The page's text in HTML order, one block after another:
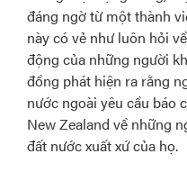
đáng ngờ từ một thành
này có vẻ như luôn hỏi
động của những người
đồng phát hiện ra rằng
nước ngoài yêu cầu báo
New Zealand về những
đất nước xuất xứ của họ.